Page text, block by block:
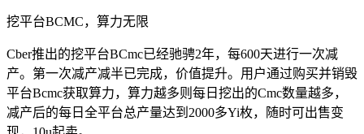
挖平台BCMC，算力无限
Cber推出的挖平台BCmc已经驰骋2年，每600天进行一次减
产。第一次减产减半已完成，价值提升。用户通过购买并销毁
平台Bcmc获取算力，算力越多则每日挖出的Cmc数量越多，
减产后的每日全平台总产量达到2000多Yi枚，随时可出售变